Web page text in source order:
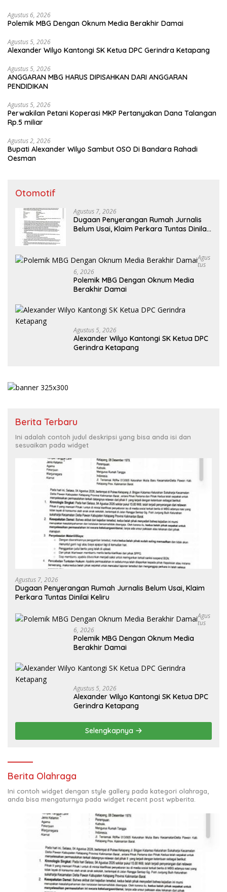
Agustus 6, 2026
Polemik MBG Dengan Oknum Media Berakhir Damai
Agustus 5, 2026
Alexander Wilyo Kantongi SK Ketua DPC Gerindra Ketapang
Agustus 5, 2026
ANGGARAN MBG HARUS DIPISAHKAN DARI ANGGARAN
PENDIDIKAN
Agustus 5, 2026
Perwakilan Petani Koperasi MKP Pertanyakan Dana Talangan
Rp.5 miliar
Agustus 2, 2026
Bupati Alexander Wilyo Sambut OSO Di Bandara Rahadi
Oesman
Otomotif
Agustus 7, 2026
Dugaan Penyerangan Rumah Jurnalis
Belum Usai, Klaim Perkara Tuntas Dinilai
Agus
Tus
6, 2026
Polemik MBG Dengan Oknum Media
Berakhir Damai
Agustus 5, 2026
Alexander Wilyo Kantongi SK Ketua DPC
Gerindra Ketapang
Berita Terbaru
Ini adalah contoh judul deskripsi yang bisa anda isi dan
sesuaikan pada widget
Agustus 7, 2026
Dugaan Penyerangan Rumah Jurnalis Belum Usai, Klaim
Perkara Tuntas Dinilai Keliru
Agus
Tus
6, 2026
Polemik MBG Dengan Oknum Media
Berakhir Damai
Agustus 5, 2026
Alexander Wilyo Kantongi SK Ketua DPC
Gerindra Ketapang
Selengkapnya
Berita Olahraga
Ini contoh widget dengan style gallery pada kategori olahraga,
anda bisa mengaturnya pada widget recent post wpberita.